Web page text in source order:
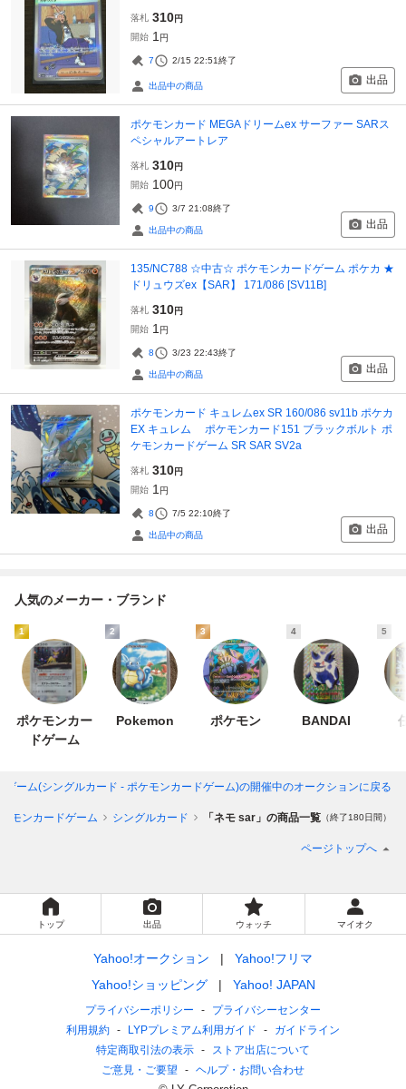
落札 310円
開始 1 円
7 2/15 22:51終了
出品中の商品 出品
ポケモンカード MEGAドリームex サーファー SARス
ペシャルアートレア
落札 310円
開始 100円
9 3/7 21:08終了
出品中の商品 出品
135/NC788 ☆中古☆ ポケモンカードゲーム ポケカ ★
ドリュウズex【SAR】 171/086 [SV11B]
落札 310円
開始 1 円
8 3/23 22:43終了
出品中の商品 出品
ポケモンカード キュレムex SR 160/086 sv11b ポケカ
EX キュレム ポケモンカード151 ブラックボルト ポ
ケモンカードゲーム SR SAR SV2a
落札 310円
開始 1 円
8 7/5 22:10終了
出品中の商品 出品
人気のメーカー・ブランド
1
ポケモンカー
ドゲーム
2
Pokemon
3
ポケモン
4
BANDAI
5
ーム(シングルカード - ポケモンカードゲーム)の開催中のオークションに戻る
モンカードゲーム シングルカード 「ネモ sar」の商品一覧 （終了180日間）
ページトップへ
トップ 出品 ウォッチ マイオク
Yahoo!オークション
Yahoo!フリマ
Yahoo!ショッピング
Yahoo! JAPAN
プライバシーポリシー
プライバシーセンター
利用規約
LYPプレミアム利用ガイド
ガイドライン
特定商取引法の表示
ストア出店について
ご意見・ご要望
ヘルプ・お問い合わせ